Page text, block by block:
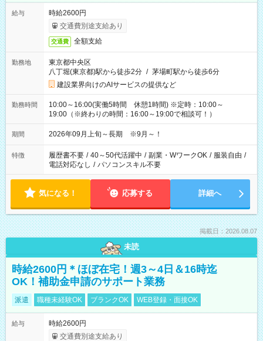
給与
時給2600円
交通費別途支給あり
交通費 全額支給
勤務地
東京都中央区
八丁堀(東京都)駅から徒歩2分 / 茅場町駅から徒歩6分
建設業界向けのAIサービスの提供など
勤務時間
10:00～16:00(実働5時間 休憩1時間) ※定時：10:00～
19:00（※終わりの時間：16:00～19:00で相談可！）
期間 2026年09月上旬～長期 ※9月～！
特徴 履歴書不要 / 40～50代活躍中 / 副業・WワークOK / 服装自由 /
電話対応なし / パソコンスキル不要
気になる！ 応募する 詳細へ
掲載日：2026.08.07
未読
時給2600円＊ほぼ在宅！週3～4日＆16時迄
OK！補助金申請のサポート業務
派遣 職種未経験OK ブランクOK WEB登録・面接OK
給与
時給2600円
交通費別途支給あり